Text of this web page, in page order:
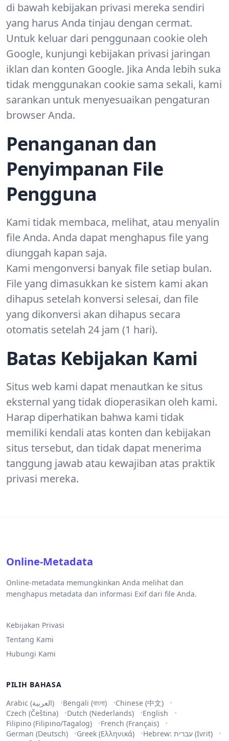
di bawah kebijakan privasi mereka sendiri
yang harus Anda tinjau dengan cermat.
Untuk keluar dari penggunaan cookie oleh
Google, kunjungi kebijakan privasi jaringan
iklan dan konten Google. Jika Anda lebih suka
tidak menggunakan cookie sama sekali, kami
sarankan untuk menyesuaikan pengaturan
browser Anda.
Penanganan dan
Penyimpanan File
Pengguna
Kami tidak membaca, melihat, atau menyalin
file Anda. Anda dapat menghapus file yang
diunggah kapan saja.
Kami mengonversi banyak file setiap bulan.
File yang dimasukkan ke sistem kami akan
dihapus setelah konversi selesai, dan file
yang dikonversi akan dihapus secara
otomatis setelah 24 jam (1 hari).
Batas Kebijakan Kami
Situs web kami dapat menautkan ke situs
eksternal yang tidak dioperasikan oleh kami.
Harap diperhatikan bahwa kami tidak
memiliki kendali atas konten dan kebijakan
situs tersebut, dan tidak dapat menerima
tanggung jawab atau kewajiban atas praktik
privasi mereka.
Online-Metadata
Online-metadata memungkinkan Anda melihat dan
menghapus metadata dan informasi Exif dari file Anda.
Kebijakan Privasi
Tentang Kami
Hubungi Kami
PILIH BAHASA
Arabic (العربية)
Bengali (বাংলা)
Chinese (中文)
Czech (Čeština)
Dutch (Nederlands)
English
Filipino (Filipino/Tagalog)
French (Français)
German (Deutsch)
Greek (Ελληνικά)
Hebrew: עברית (Ivrit)